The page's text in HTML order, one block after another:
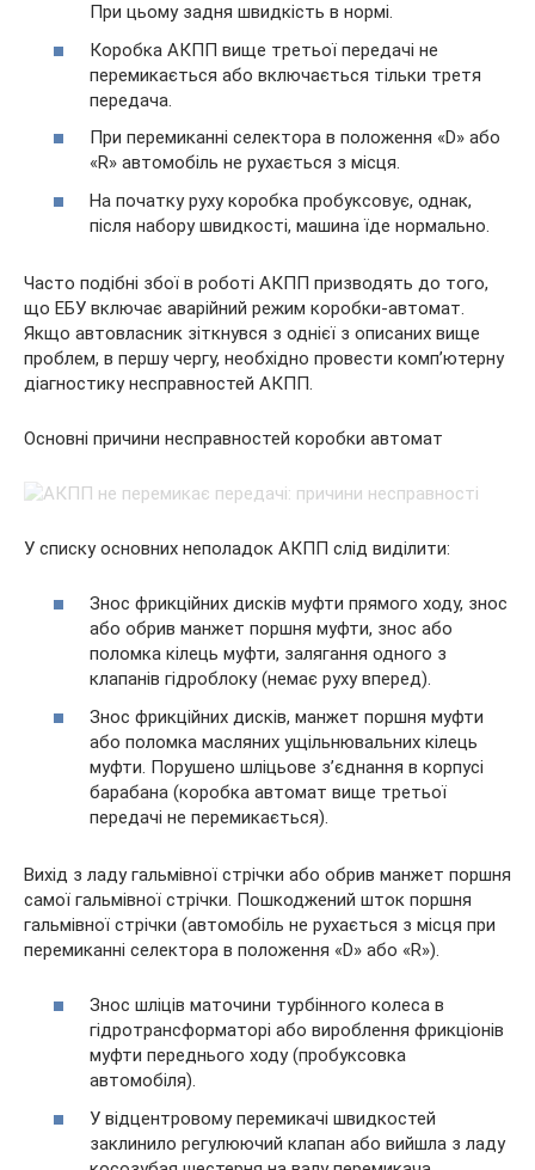
При цьому задня швидкість в нормі.
Коробка АКПП вище третьої передачі не
перемикається або включається тільки третя
передача.
При перемиканні селектора в положення «D» або
«R» автомобіль не рухається з місця.
На початку руху коробка пробуксовує, однак,
після набору швидкості, машина їде нормально.
Часто подібні збої в роботі АКПП призводять до того,
що ЕБУ включає аварійний режим коробки-автомат.
Якщо автовласник зіткнувся з однієї з описаних вище
проблем, в першу чергу, необхідно провести комп’ютерну
діагностику несправностей АКПП.
Основні причини несправностей коробки автомат
У списку основних неполадок АКПП слід виділити:
Знос фрикційних дисків муфти прямого ходу, знос
або обрив манжет поршня муфти, знос або
поломка кілець муфти, залягання одного з
клапанів гідроблоку (немає руху вперед).
Знос фрикційних дисків, манжет поршня муфти
або поломка масляних ущільнювальних кілець
муфти. Порушено шліцьове з’єднання в корпусі
барабана (коробка автомат вище третьої
передачі не перемикається).
Вихід з ладу гальмівної стрічки або обрив манжет поршня
самої гальмівної стрічки. Пошкоджений шток поршня
гальмівної стрічки (автомобіль не рухається з місця при
перемиканні селектора в положення «D» або «R»).
Знос шліців маточини турбінного колеса в
гідротрансформаторі або вироблення фрикціонів
муфти переднього ходу (пробуксовка
автомобіля).
У відцентровому перемикачі швидкостей
заклинило регулюючий клапан або вийшла з ладу